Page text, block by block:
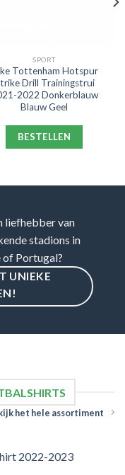
SPORT
Tottenham Hotspur
Drill Trainingstrui
2022 Donkerblauw
Blauw Geel
BESTELLEN
liefhebber van
stadions in
of Portugal?
UNIEKE
het hele assortiment
2022-2023